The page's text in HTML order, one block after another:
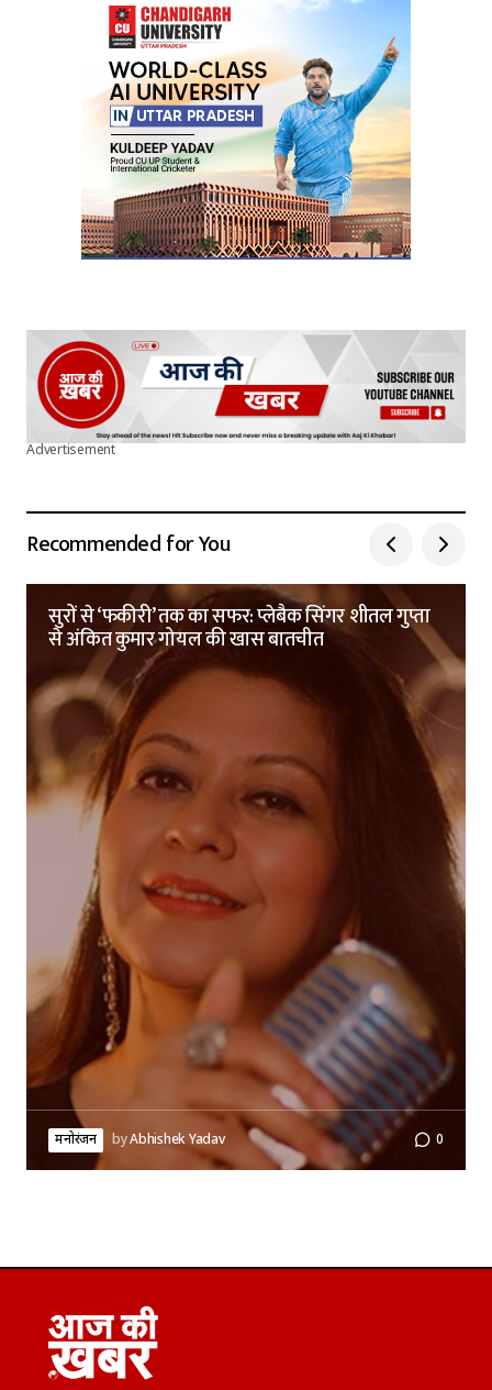
Advertisement
Recommended for You
सुरों से ‘फकीरी’ तक का सफर: प्लेबैक सिंगर शीतल गुप्ता
से अंकित कुमार गोयल की खास बातचीत
मनोरंजन byAbhishek Yadav 0